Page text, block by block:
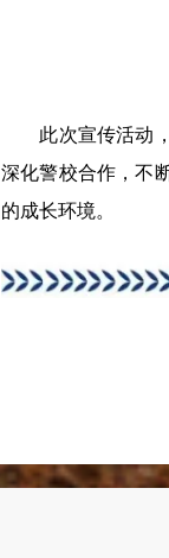
此次宣传活动，
深化警校合作，不
的成长环境。